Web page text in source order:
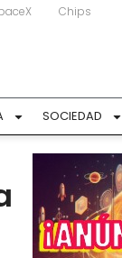
Chips
SOCIEDAD